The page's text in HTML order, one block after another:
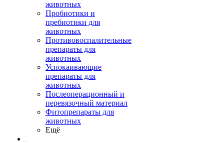
животных
Пробиотики и
пребиотики для
животных
Противовоспалительные
препараты для
животных
Успокаивающие
препараты для
животных
Послеоперационный и
перевязочный материал
Фитопрепараты для
животных
Ещё